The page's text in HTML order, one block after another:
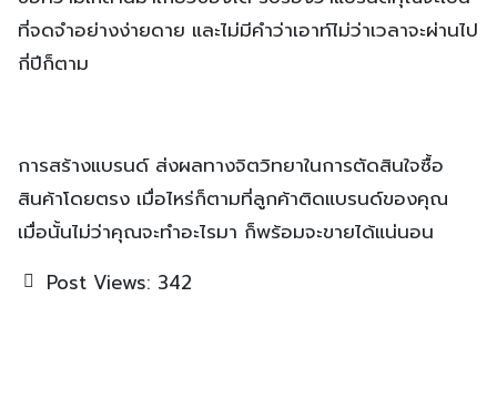
ที่จดจำอย่างง่ายดาย และไม่มีคำว่าเอาท์ไม่ว่าเวลาจะผ่านไป
กี่ปีก็ตาม
การสร้างแบรนด์ ส่งผลทางจิตวิทยาในการตัดสินใจซื้อ
สินค้าโดยตรง เมื่อไหร่ก็ตามที่ลูกค้าติดแบรนด์ของคุณ
เมื่อนั้นไม่ว่าคุณจะทำอะไรมา ก็พร้อมจะขายได้แน่นอน
Post Views: 342